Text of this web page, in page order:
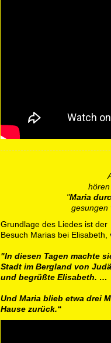
"Maria
gesungen
Grundlage des Liedes ist der
Besuch Marias bei
"In diesen Tagen machte
Stadt im Bergland von
und begrüßte Elisabeth. …
Und Maria blieb etwa drei
Hause zurück.“